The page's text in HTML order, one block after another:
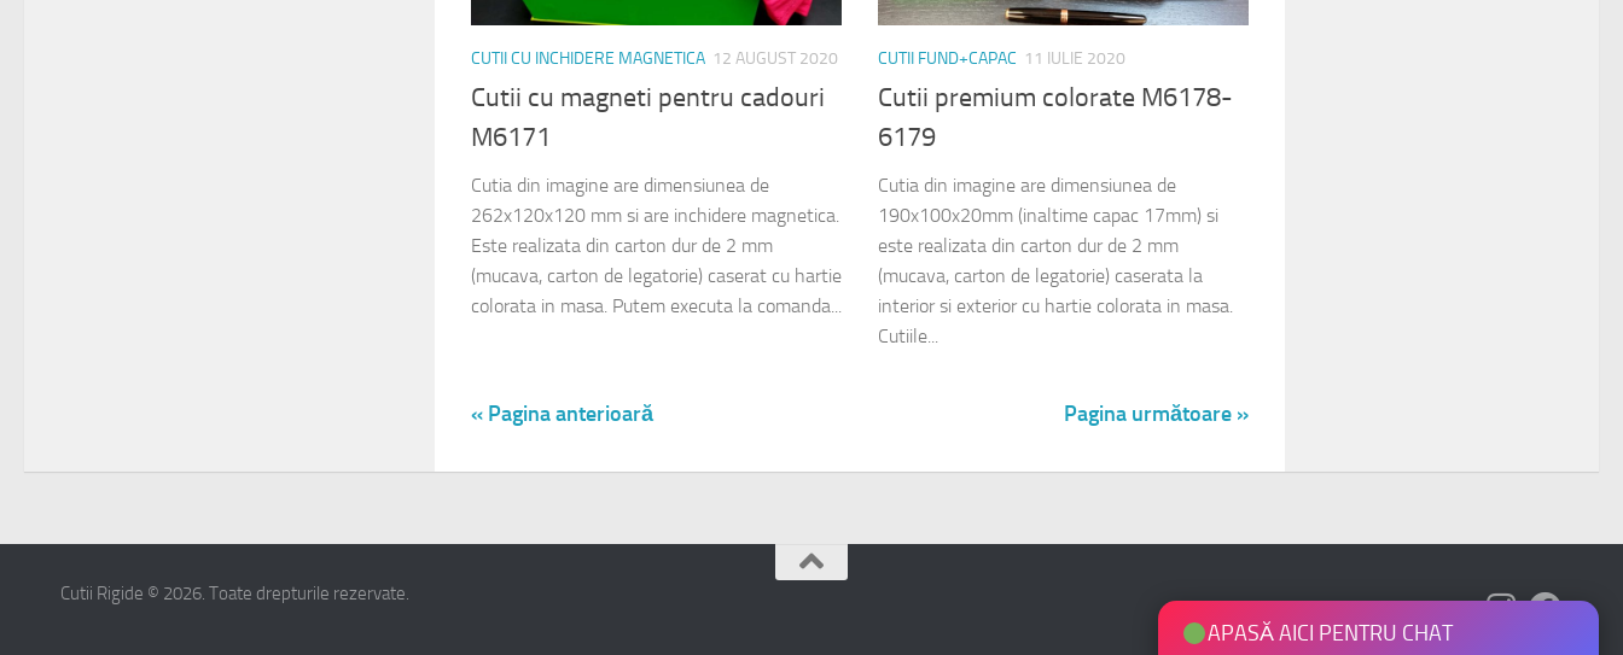
CUTII CU INCHIDERE MAGNETICA 12 AUGUST 2020
Cutii cu magneti pentru cadouri
M6171
Cutia din imagine are dimensiunea de
262x120x120 mm si are inchidere magnetica.
Este realizata din carton dur de 2 mm
(mucava, carton de legatorie) caserat cu hartie
colorata in masa. Putem executa la comanda...
CUTII FUND+CAPAC 11 IULIE 2020
Cutii premium colorate M6178-
6179
Cutia din imagine are dimensiunea de
190x100x20mm (inaltime capac 17mm) si
este realizata din carton dur de 2 mm
(mucava, carton de legatorie) caserata la
interior si exterior cu hartie colorata in masa.
Cutiile...
« Pagina anterioară Pagina următoare »
Cutii Rigide © 2026. Toate drepturile rezervate.
APASĂ AICI PENTRU CHAT